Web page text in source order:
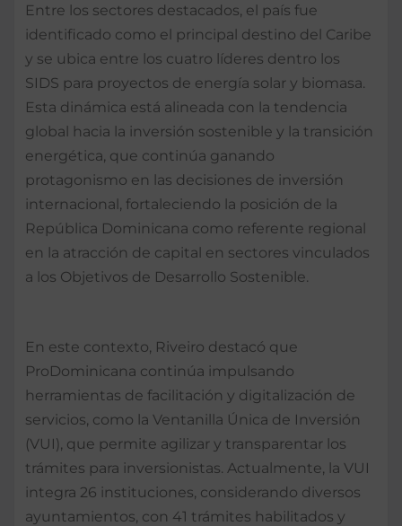
Entre los sectores destacados, el país fue
identificado como el principal destino del Caribe
y se ubica entre los cuatro líderes dentro los
SIDS para proyectos de energía solar y biomasa.
Esta dinámica está alineada con la tendencia
global hacia la inversión sostenible y la transición
energética, que continúa ganando
protagonismo en las decisiones de inversión
internacional, fortaleciendo la posición de la
República Dominicana como referente regional
en la atracción de capital en sectores vinculados
a los Objetivos de Desarrollo Sostenible.
En este contexto, Riveiro destacó que
ProDominicana continúa impulsando
herramientas de facilitación y digitalización de
servicios, como la Ventanilla Única de Inversión
(VUI), que permite agilizar y transparentar los
trámites para inversionistas. Actualmente, la VUI
integra 26 instituciones, considerando diversos
ayuntamientos, con 41 trámites habilitados y